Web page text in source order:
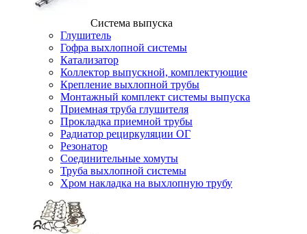
Система выпуска
Глушитель
Гофра выхлопной системы
Катализатор
Коллектор выпускной, комплектующие
Крепление выхлопной трубы
Монтажный комплект системы выпуска
Приемная труба глушителя
Прокладка приемной трубы
Радиатор рециркуляции ОГ
Резонатор
Соединительные хомуты
Труба выхлопной системы
Хром накладка на выхлопную трубу